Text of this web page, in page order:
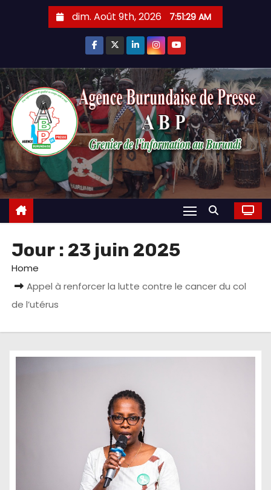
dim. Août 9th, 2026 7:51:30 AM
Jour : 23 juin 2025
Home
Appel à renforcer la lutte contre le cancer du col
de l’utérus